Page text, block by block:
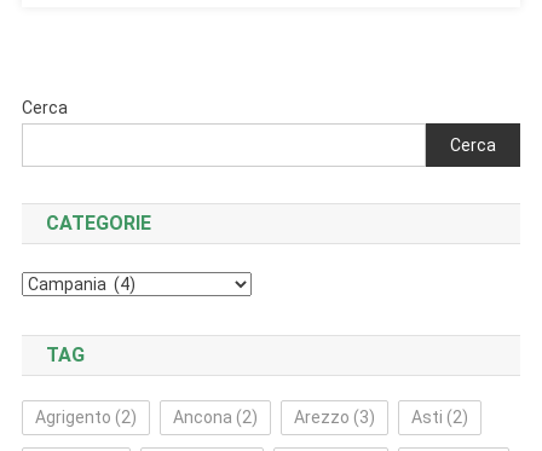
Cerca
Cerca
CATEGORIE
Categorie
TAG
Agrigento (2) Ancona (2) Arezzo (3) Asti (2)